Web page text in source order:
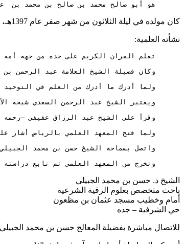
هو أبو صالح محمد بن صالح بن محمد بن
كان مولده في ليلة الثلاثون من شهر صفر عام 1397هـ، في مدينة عنيزة –إحدى مدن القصيم- بالمملكة العربية السعودية.
نشأته العلمية:
وتخرج من المعهد العلمي ثم تابع دراسته
الشيخ د. حسن بن محمد الجبيلي
باحث متخصص بعلوم الرقية الشرعية
أمام وخطيب مسجد عثمان بن مظعون
حي الشرفية – جده
للاتصال مباشرة بفضيلة المعالج حسن بن محمد الجبيلي